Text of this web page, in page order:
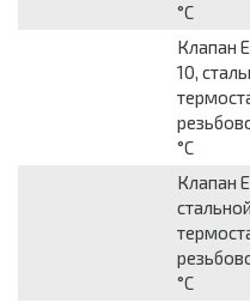
°С
Клапан
10,
°С
Клапан
°С